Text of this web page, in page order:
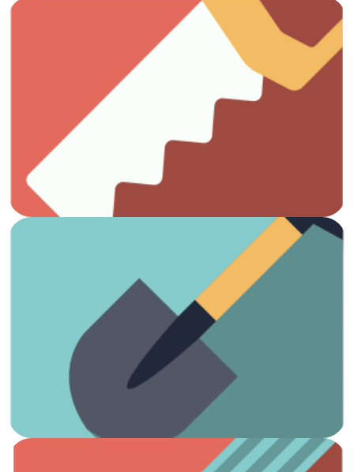
Carpintería
Todo lo que necesitas para el trabajo con madera.
Jardinería
¡Es hora de arreglar el jardín!
Ver artículos